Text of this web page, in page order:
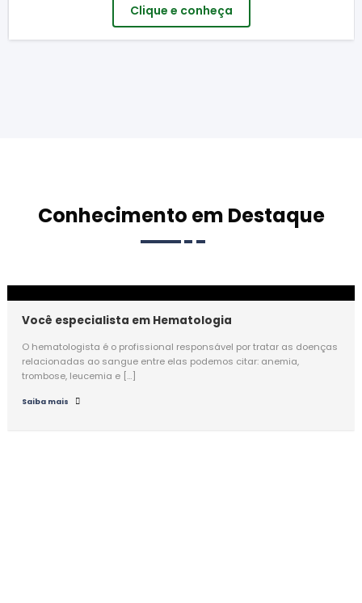
Clique e conheça
Conhecimento em Destaque
Você especialista em Hematologia
O hematologista é o profissional responsável por tratar as doenças
relacionadas ao sangue entre elas podemos citar: anemia,
trombose, leucemia e […]
Saiba mais